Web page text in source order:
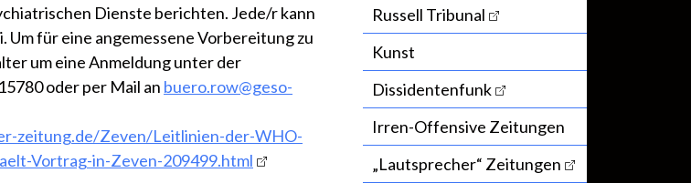
Dienste berichten. Jede/r kann
Um für eine angemessene Vorbereitung zu
um eine Anmeldung unter der
oder per Mail an buero.row@geso-
zeitung.de/Zeven/Leitlinien-der-WHO-
Vortrag-in-Zeven-209499.html
Russell Tribunal
Kunst
Dissidentenfunk
Irren-Offensive Zeitungen
„Lautsprecher“ Zeitungen